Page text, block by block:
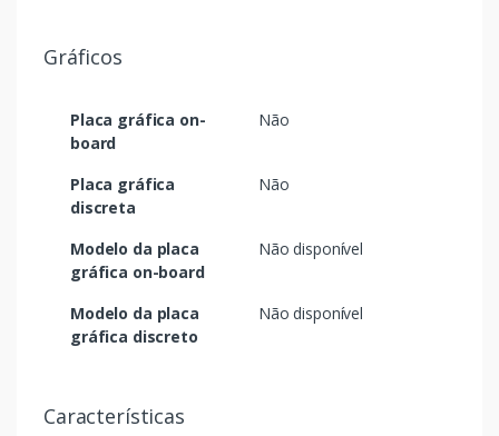
Gráficos
Placa gráfica on-
board
Não
Placa gráfica
discreta
Não
Modelo da placa
gráfica on-board
Não disponível
Modelo da placa
gráfica discreto
Não disponível
Características